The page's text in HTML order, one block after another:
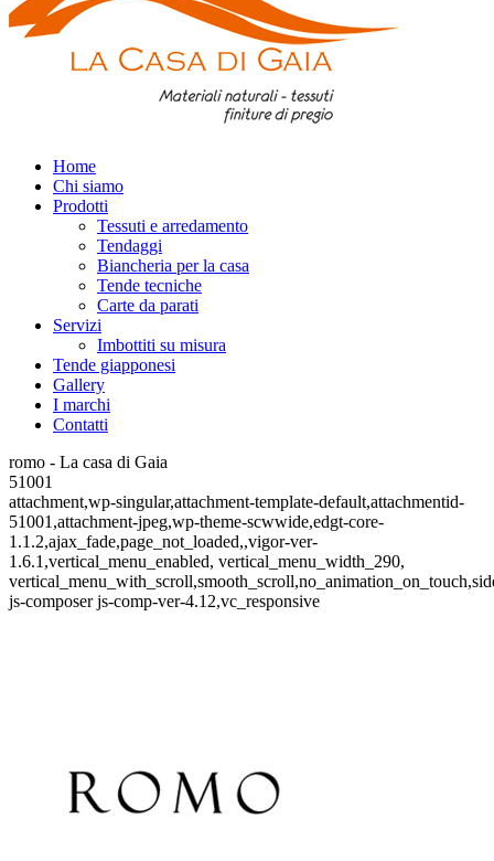
Home
Chi siamo
Prodotti
Tessuti e arredamento
Tendaggi
Biancheria per la casa
Tende tecniche
Carte da parati
Servizi
Imbottiti su misura
Tende giapponesi
Gallery
I marchi
Contatti
romo - La casa di Gaia
51001
attachment,wp-singular,attachment-template-default,attachmentid-
51001,attachment-jpeg,wp-theme-scwwide,edgt-core-
1.1.2,ajax_fade,page_not_loaded,,vigor-ver-
1.6.1,vertical_menu_enabled, vertical_menu_width_290,
js-composer js-comp-ver-4.12,vc_responsive